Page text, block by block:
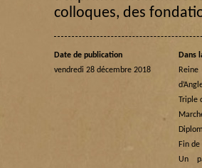
colloques, des
Date de publication
vendredi 28 décembre 2018
Dans
Triple
Fin
Un